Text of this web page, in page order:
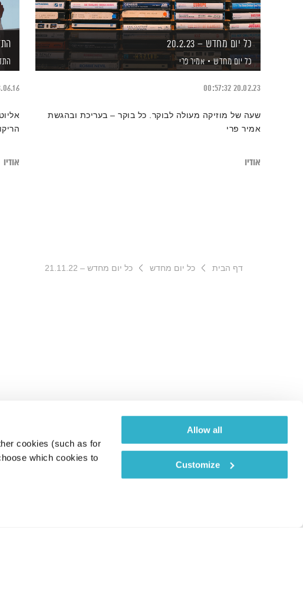
cookies (such as for
which cookies to
Allow all
Customize
כל יום מחדש – 20.2.23
כל יום מחדש אמיר פרי
20.02.23
00:57:32
שעה של מוזיקה מעולה לבוקר. כל בוקר – בעריכת ובהגשת
אמיר פרי
אודיו אודיו
דף הבית כל יום מחדש כל יום מחדש – 21.11.22